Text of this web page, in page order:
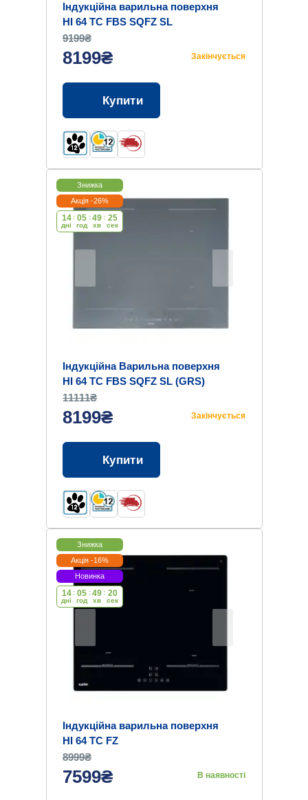
Індукційна варильна поверхня
HI 64 TC FBS SQFZ SL
9199₴
8199₴ Закінчується
Купити
Знижка
Акція -26%
14
дні
: 05
год
:49
хв
: 24
cек
Індукційна Варильна поверхня
HI 64 TC FBS SQFZ SL (GRS)
11111₴
8199₴ Закінчується
Купити
Знижка
Акція -16%
Новинка
14
дні
: 05
год
:49
хв
: 19
cек
Індукційна варильна поверхня
HI 64 TC FZ
8999₴
7599₴ В наявності